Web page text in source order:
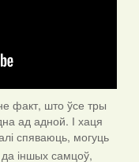
факт, што ўсе тры
ад адной. І хаця
спяваюць, могуць
да іншых самцоў,